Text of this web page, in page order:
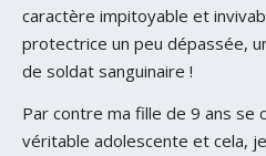
caractère impitoyable et
protectrice un peu dépassée,
de soldat sanguinaire !
Par contre ma fille de 9 ans se
véritable adolescente et cela,